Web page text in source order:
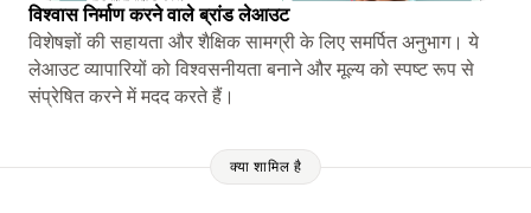
विश्वास निर्माण करने वाले ब्रांड लेआउट
विशेषज्ञों की सहायता और शैक्षिक सामग्री के लिए समर्पित अनुभाग। ये
लेआउट व्यापारियों को विश्वसनीयता बनाने और मूल्य को स्पष्ट रूप से
संप्रेषित करने में मदद करते हैं।
क्या शामिल है